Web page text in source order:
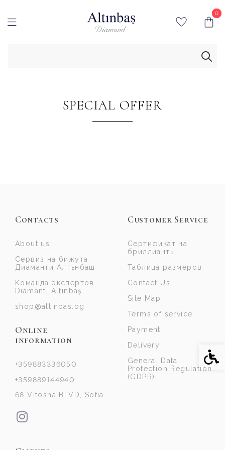
0
0
SPECIAL OFFER
Contacts
About us
Сервиз на бижута
Диаманти Алтънбаш
Команда экспертов
Diamanti Altınbaş
shop@altinbas.bg
Online
information
+359883336050
+359889144940
68 Vitosha BLVD, Sofia
Customer Service
Сертификат на
бриллианты
Таблица размеров
Contact Us
Site Map
Terms of service
Payment
Delivery
General Data
Protection Regulation
(GDPR)